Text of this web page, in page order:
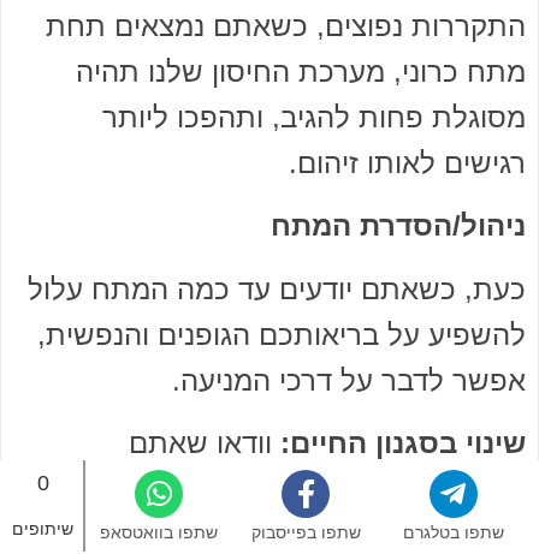
התקררות נפוצים, כשאתם נמצאים תחת
מתח כרוני, מערכת החיסון שלנו תהיה
מסוגלת פחות להגיב, ותהפכו ליותר
רגישים לאותו זיהום.
ניהול/הסדרת המתח
כעת, כשאתם יודעים עד כמה המתח עלול
להשפיע על בריאותכם הגופנים והנפשית,
אפשר לדבר על דרכי המניעה.
שינוי בסגנון החיים: וודאו שאתם
מתאמנים לפחות 30 דקות ביום, הימנעו
מעישון או שתיה, נהלו תזונה מאוזנת ותנו
0
שיתופים שתפו בוואטסאפ שתפו בפייסבוק שתפו בטלגרם